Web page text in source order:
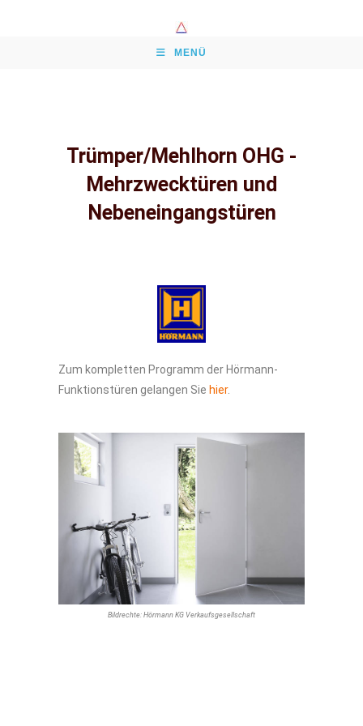
MENÜ
Trümper/Mehlhorn OHG -
Mehrzwecktüren und
Nebeneingangstüren
Zum kompletten Programm der Hörmann-
Funktionstüren gelangen Sie hier.
Bildrechte: Hörmann KG Verkaufsgesellschaft